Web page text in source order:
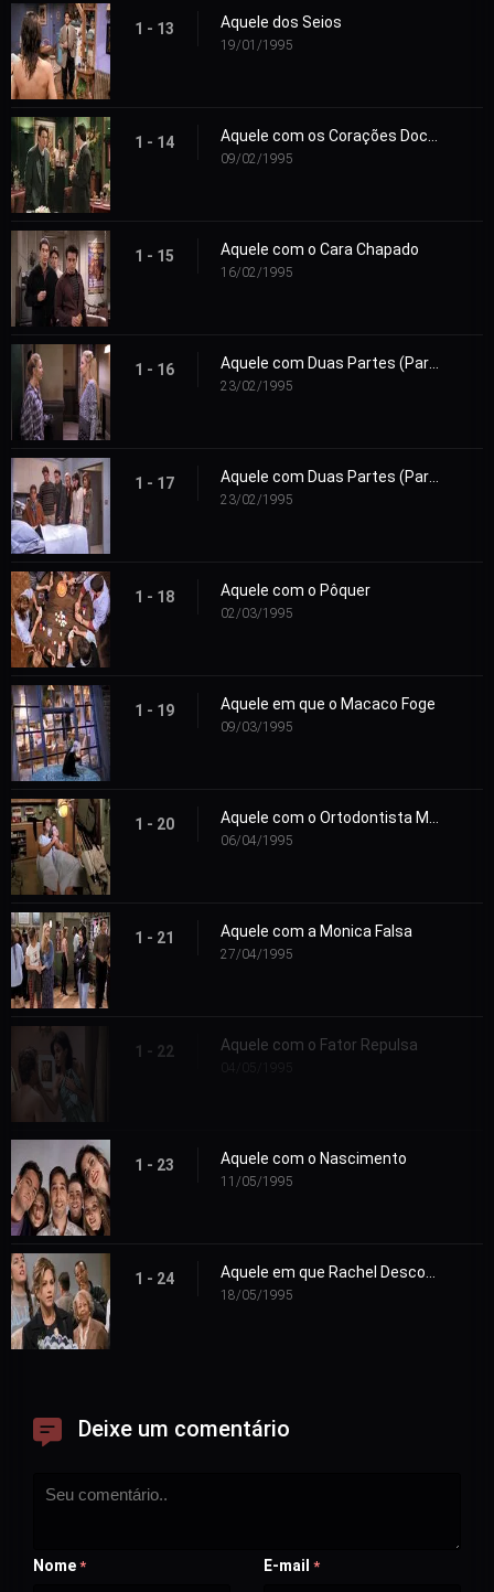
1 - 13 Aquele dos Seios
19/01/1995
1 - 14
09/02/1995
1 - 15 Aquele com o Cara Chapado
16/02/1995
1 - 16
23/02/1995
1 - 17
23/02/1995
1 - 18 Aquele com o Pôquer
02/03/1995
1 - 19 Aquele em que o Macaco Foge
09/03/1995
1 - 20
06/04/1995
1 - 21 Aquele com a Monica Falsa
27/04/1995
1 - 22 Aquele com o Fator Repulsa
1 - 23 Aquele com o Nascimento
11/05/1995
1 - 24
18/05/1995
Deixe um comentário
Nome * E-mail *